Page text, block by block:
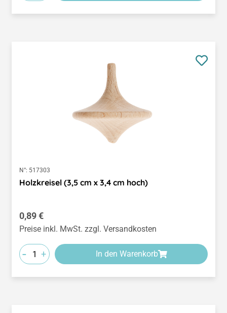
N°: 517303
Holzkreisel (3,5 cm x 3,4 cm hoch)
Regulärer Preis:
0,89 €
Preise inkl. MwSt. zzgl. Versandkosten
- + In den Warenkorb